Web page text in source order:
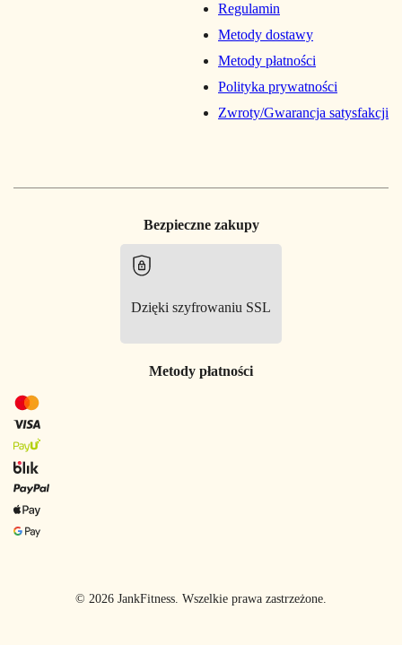
Regulamin
Metody dostawy
Metody płatności
Polityka prywatności
Zwroty/Gwarancja satysfakcji
© 2026 JankFitness. Wszelkie prawa zastrzeżone.
Bezpieczne zakupy
Dzięki szyfrowaniu SSL
Metody płatności